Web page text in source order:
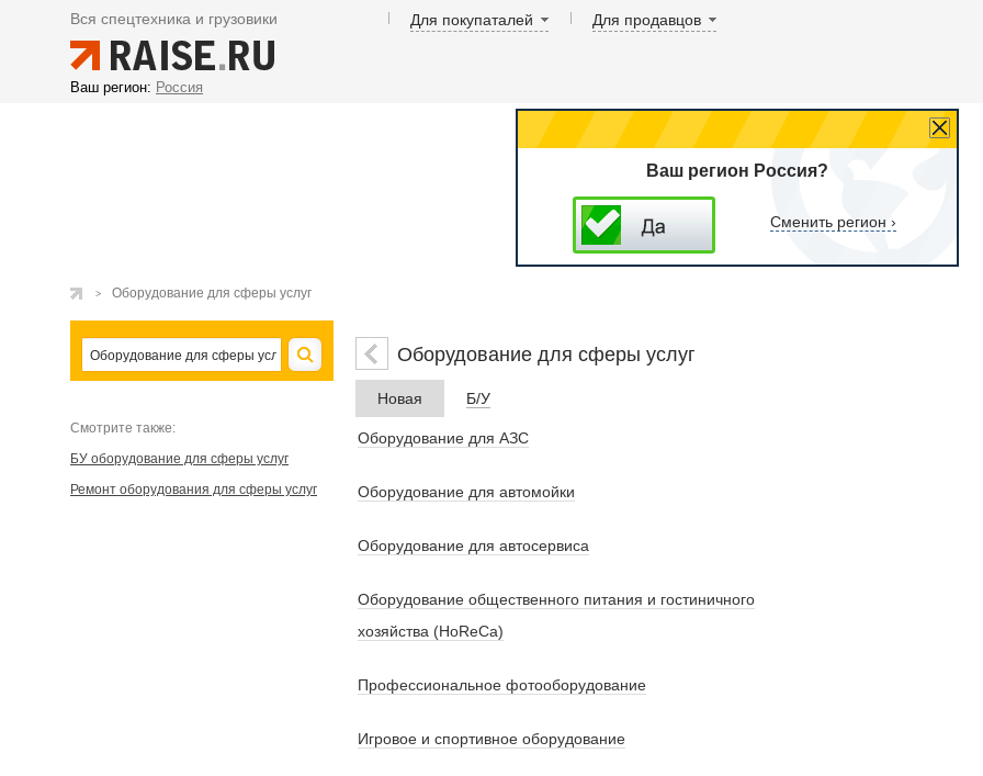
Вся спецтехника и грузовики Для покупаталей Для продавцов
Ваш регион: Россия
Ваш регион Россия?
Сменить регион ›
Оборудование для сферы услуг
Cмотрите также:
БУ оборудование для сферы услуг
Ремонт оборудования для сферы услуг
Оборудование для сферы услуг
Новая Б/У
Оборудование для АЗС
Оборудование для автомойки
Оборудование для автосервиса
Оборудование общественного питания и гостиничного
хозяйства (HoReCa)
Профессиональное фотооборудование
Игровое и спортивное оборудование